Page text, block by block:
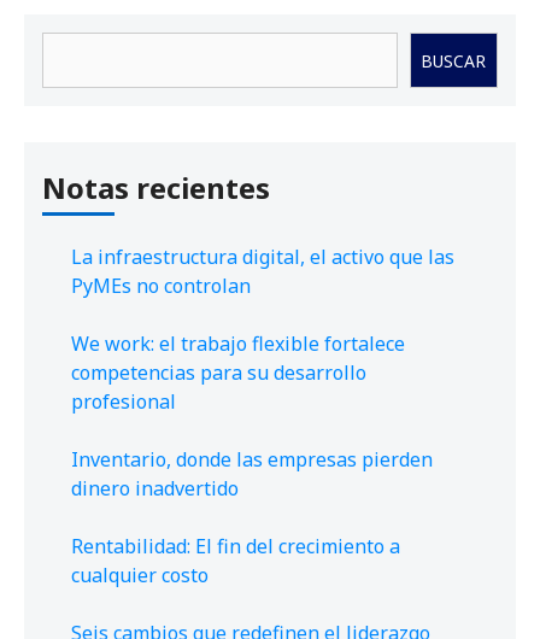
BUSCAR
Notas recientes
La infraestructura digital, el activo que las
PyMEs no controlan
We work: el trabajo flexible fortalece
competencias para su desarrollo
profesional
Inventario, donde las empresas pierden
dinero inadvertido
Rentabilidad: El fin del crecimiento a
cualquier costo
Seis cambios que redefinen el liderazgo